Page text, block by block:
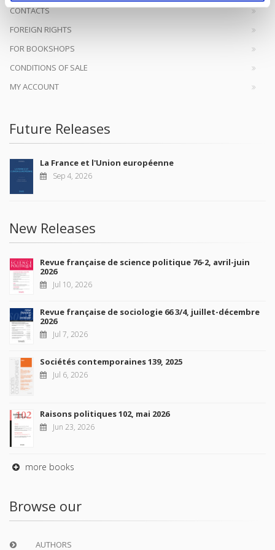
CONTACTS
FOREIGN RIGHTS
FOR BOOKSHOPS
CONDITIONS OF SALE
MY ACCOUNT
Future Releases
La France et l'Union européenne
Sep 4, 2026
New Releases
Revue française de science politique 76-2, avril-juin
2026
Jul 10, 2026
Revue française de sociologie 66 3/4, juillet-décembre
2026
Jul 7, 2026
Sociétés contemporaines 139, 2025
Jul 6, 2026
Raisons politiques 102, mai 2026
Jun 23, 2026
more books
Browse our
AUTHORS